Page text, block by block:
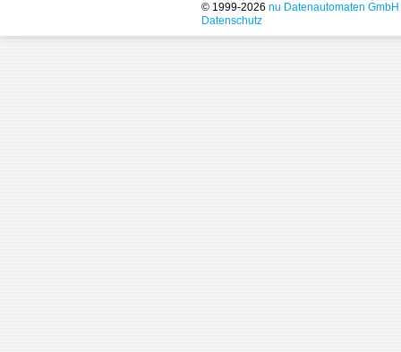
© 1999-2026 nu Datenautomaten
Datenschutz